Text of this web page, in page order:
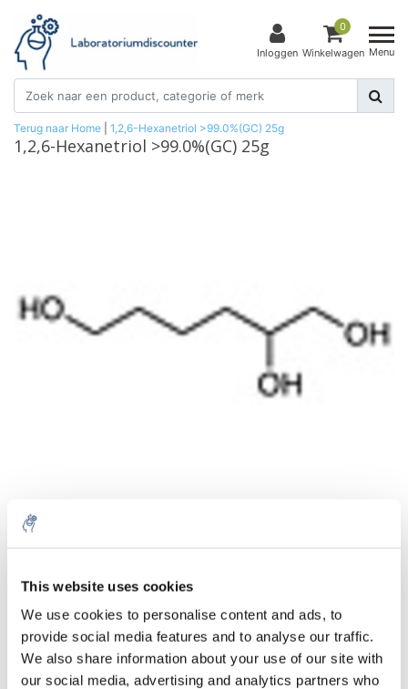
This website uses cookies
We use cookies to personalise content and ads, to
provide social media features and to analyse our traffic.
We also share information about your use of our site with
our social media, advertising and analytics partners who
Inloggen
0
Winkelwagen Menu
Terug naar Home 1,2,6-Hexanetriol >99.0%(GC) 25g
1,2,6-Hexanetriol >99.0%(GC) 25g
1 Stuk Excl. btw
€273,81
Incl. btw
Toevoegen aan winkelwagen